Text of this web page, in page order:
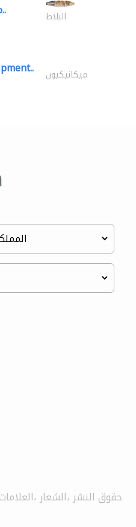
مصنع الفنار للسيراميك.. البلاط
ميكانيكيون
حقوق النشر ،الشعار